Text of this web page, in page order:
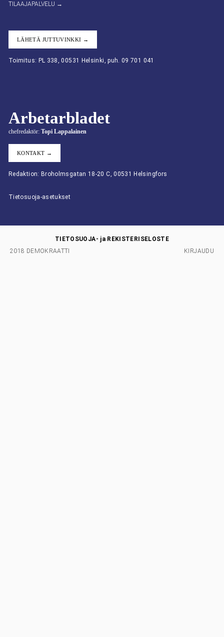
TILAAJAPALVELU →
LÄHETÄ JUTTUVINKKI →
Toimitus: PL 338, 00531 Helsinki, puh. 09 701 041
Arbetarbladet
chefredaktör: Topi Lappalainen
KONTAKT →
Redaktion: Broholmsgatan 18-20 C, 00531 Helsingfors
Tietosuoja-asetukset
2018 DEMOKRAATTI
TIETOSUOJA- ja REKISTERISELOSTE
KIRJAUDU